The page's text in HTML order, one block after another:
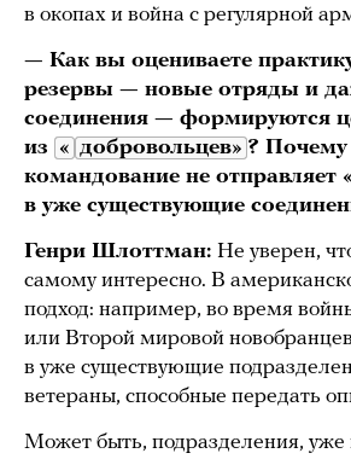
в окопах и война с регулярной
— Как вы оцениваете
резервы — новые отряды и
соединения — формируются
из « добровольцев» ? Почему
командование не отправляет
в уже существующие
Генри Шлоттман: Не уверен,
самому интересно. В
подход: например, во время
или Второй мировой
в уже существующие
ветераны, способные передать
Может быть, подразделения,